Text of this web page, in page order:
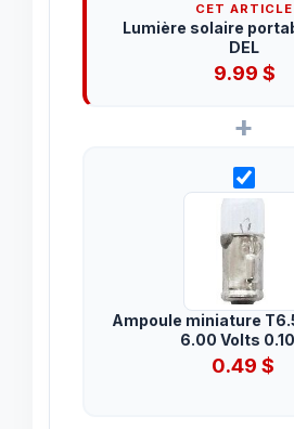
CET ARTICLE
Lumière solaire
DEL
9.99 $
+
Ampoule miniature
6.00 Volts
0.49 $